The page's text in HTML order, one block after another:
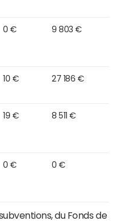
0 € 9 803 €
10 € 27 186 €
19 € 8 511 €
0 € 0 €
du Fonds de